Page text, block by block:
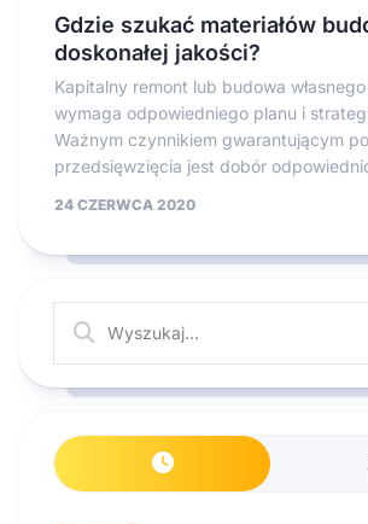
Gdzie szukać materiałów
doskonałej jakości?
Kapitalny remont lub budowa
wymaga odpowiedniego planu i
Ważnym czynnikiem gwarantującym
przedsięwzięcia jest dobór
24 CZERWCA 2020